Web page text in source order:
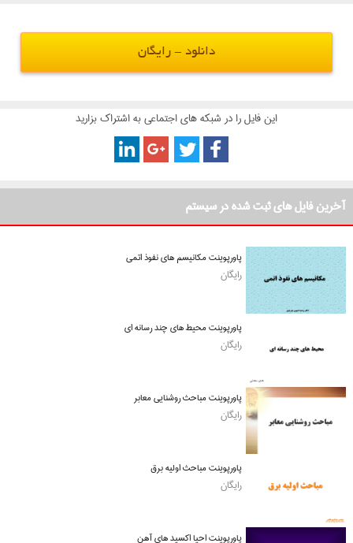
دانلود - رایگان
این فایل را در شبکه های اجتماعی به اشتراک بزارید
آخرین فایل های ثبت شده در سیستم
پاورپوینت مکانیسم های نفوذ اتمی
رایگان
پاورپوینت محیط های چند رسانه ای
رایگان
پاورپوینت مباحث روشنایی معابر
رایگان
پاورپوینت مباحث اولیه برق
رایگان
پاورپوینت احیا اکسید های آهن